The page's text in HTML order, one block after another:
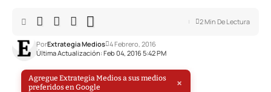
Última Actualización: Feb 04, 2016 5:42 PM
PorExtrategia Medios 4 Febrero, 2016
2 Min De Lectura
Agregue Extrategia Medios a sus medios
preferidos en Google
×